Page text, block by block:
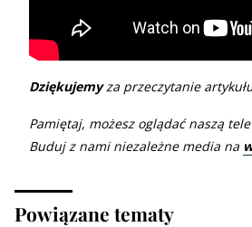
Dziękujemyza przeczytanie
Pamiętaj, możesz oglądać naszą
Buduj z nami niezależne media na
Powiązane tematy